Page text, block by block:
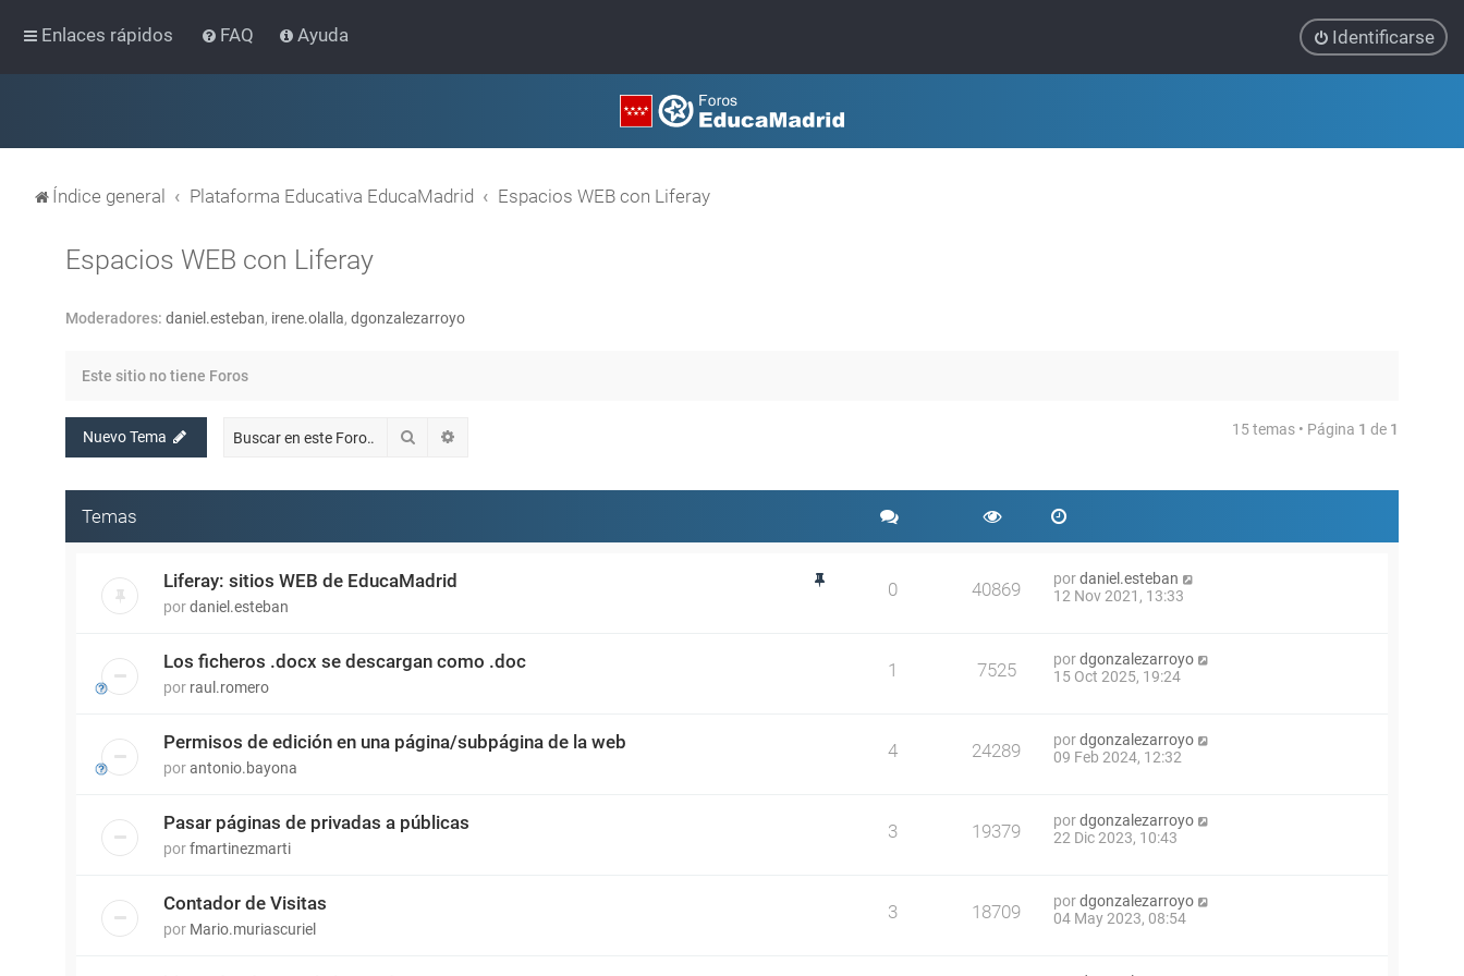
Enlaces rápidos FAQ Ayuda Identificarse
Índice general Plataforma Educativa EducaMadrid Espacios WEB con Liferay
Espacios WEB con Liferay
Moderadores: daniel.esteban, irene.olalla, dgonzalezarroyo
Este sitio no tiene Foros
Nuevo Tema Buscar 15 temas • Página 1 de 1
Temas
Liferay: sitios WEB de EducaMadrid
pordaniel.esteban
0 40869 pordaniel.esteban
12 Nov 2021, 13:33
Los ficheros .docx se descargan como .doc
por raul.romero
1 7525 pordgonzalezarroyo
15 Oct 2025, 19:24
Permisos de edición en una página/subpágina de la web
porantonio.bayona
4 24289 pordgonzalezarroyo
09 Feb 2024, 12:32
Pasar páginas de privadas a públicas
porfmartinezmarti
3 19379 pordgonzalezarroyo
22 Dic 2023, 10:43
Contador de Visitas
por Mario.muriascuriel
3 18709 pordgonzalezarroyo
04 May 2023, 08:54